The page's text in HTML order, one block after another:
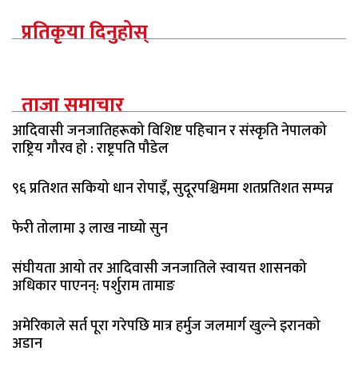
प्रतिकृया दिनुहोस्
ताजा समाचार
आदिवासी जनजातिहरूको विशिष्ट पहिचान र संस्कृति नेपालको
राष्ट्रिय गौरव हो : राष्ट्रपति पौडेल
९६ प्रतिशत सकियो धान रोपाइँ, सुदूरपश्चिममा शतप्रतिशत सम्पन्न
फेरी तोलामा ३ लाख नाघ्यो सुन
संघीयता आयो तर आदिवासी जनजातिले स्वायत्त शासनको
अधिकार पाएनन्: पर्शुराम तामाङ
अमेरिकाले सर्त पूरा गरेपछि मात्र हर्मुज जलमार्ग खुल्ने इरानको
अडान